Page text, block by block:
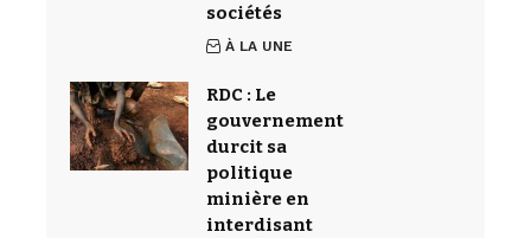
sociétés
À LA UNE
RDC : Le
gouvernement
durcit sa
politique
minière en
interdisant